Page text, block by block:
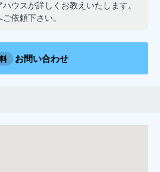
ウスが詳しくお教えいたします。
依頼下さい。
お問い合わせ